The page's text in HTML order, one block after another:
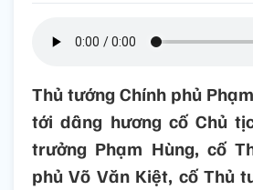
Thủ tướng Chính phủ
tới dâng hương cố Chủ
trưởng Phạm Hùng, cố
phủ Võ Văn Kiệt, cố Thủ